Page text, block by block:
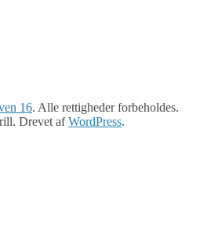
16. Alle rettigheder forbeholdes.
Drevet afWordPress.